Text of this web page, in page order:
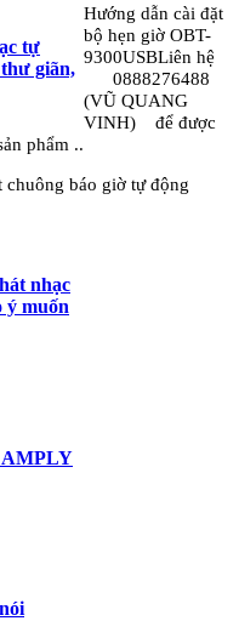
tự
giãn,
nhạc
ý muốn
AMPLY
Hướng dẫn cài đặt
bộ hẹn giờ OBT-
9300USBLiên hệ
0888276488
(VŨ QUANG
VINH) để được
phẩm ..
chuông báo giờ tự động